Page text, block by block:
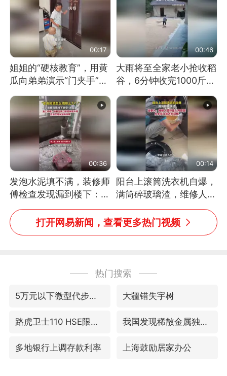
00:17
姐姐的“硬核教育”，用黄
瓜向弟弟演示“门夹手”，
网友：果然言传不如身
教！
00:46
大雨将至全家老小抢收稻
谷，6分钟收完1000斤，
没有一个人掉链子
00:36
发泡水泥填不满，装修师
傅检查发现漏到楼下：出
风口未延伸到外墙
00:14
阳台上滚筒洗衣机自爆，
满筒碎玻璃渣，维修人员
称是人为原因，从未见过
洗衣机自爆
打开网易新闻，查看更多热门视频
热门搜索
5万元以下微型代步车集体遇冷 大疆错失宇树
路虎卫士110 HSE限时降价 我国发现稀散金属独立新矿物——乌斯河锗矿
多地银行上调存款利率 上海鼓励居家办公